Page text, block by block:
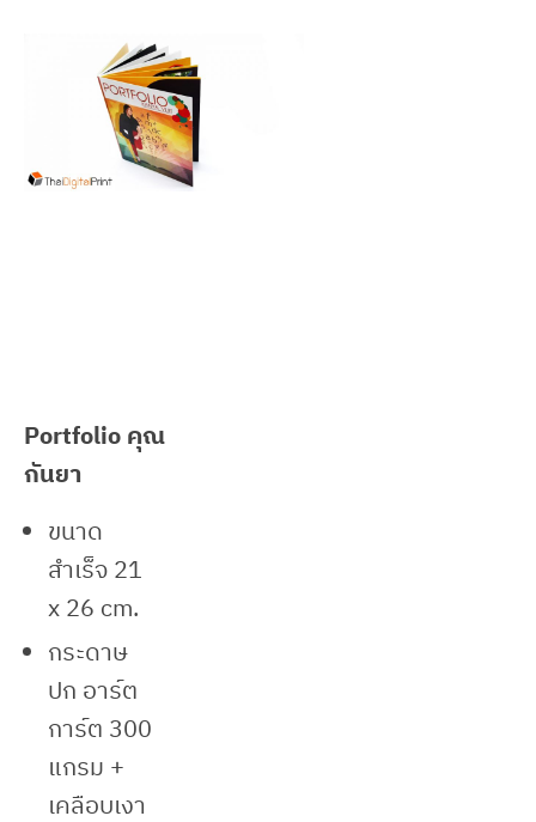
Our Client
Portfolio คุณ
กันยา
ขนาด
สำเร็จ 21
x 26 cm.
กระดาษ
ปก อาร์ต
การ์ต 300
แกรม +
เคลือบเงา